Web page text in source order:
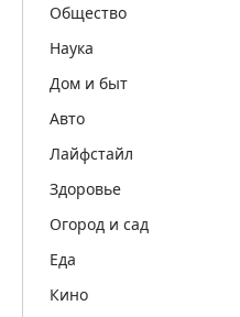
Общество
Наука
Дом и быт
Авто
Лайфстайл
Здоровье
Огород и сад
Еда
Кино